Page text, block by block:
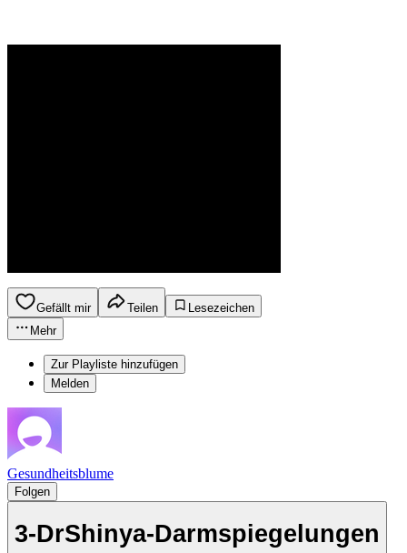
Gefällt mir Teilen
Lesezeichen
Mehr
Zur Playliste hinzufügen
Melden
Gesundheitsblume
Folgen
3-DrShinya-Darmspiegelungen